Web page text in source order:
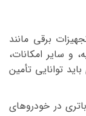
برقی مانند
و سایر امکانات،
توانایی تأمین
در خودروهای